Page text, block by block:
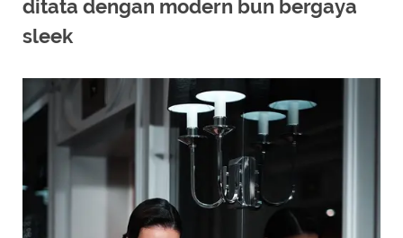
ditata dengan modern bun bergaya
sleek